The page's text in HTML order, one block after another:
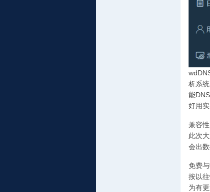
析系
能
好用
兼容性
此次
会出数
免费
按以
为有